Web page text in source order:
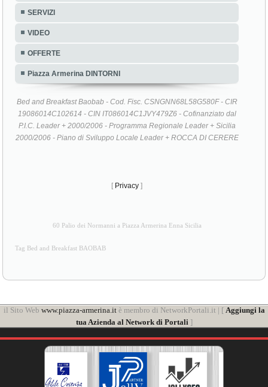
SERVIZI
VIDEO
OFFERTE
Piazza Armerina DINTORNI
Bed and Breakfast Baobab - Cod. Fisc. CSNGNN68L58G580F - CIR
19086014C102614 - CIN IT086014C1JVY479Z6 - Cofinanziato dal
P.I.C. Leader + 2000/2006 - Programma Regionale Leader + Sicilia
2000/2006 - Piano di Sviluppo Locale Leader + ROCCA DI CERERE
[ Privacy ]
60 Palio dei Normanni a Piazza Armerina Enna Sicilia
Tag Bed and Breakfast BAOBAB
il Sito Web www.piazza-armerina.itè membro di NetworkPortali.it | [ Aggiungi la
tua Azienda al Network di Portali ]